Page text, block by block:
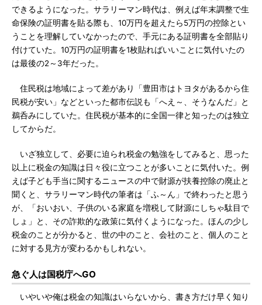
できるようになった。サラリーマン時代は、例えば年末調整で生
命保険の証明書を貼る際も、10万円を超えたら5万円の控除とい
うことを理解していなかったので、手元にある証明書を全部貼り
付けていた。10万円の証明書を1枚貼ればいいことに気付いたの
は最後の2～3年だった。
住民税は地域によって差があり「豊田市はトヨタがあるから住
民税が安い」などといった都市伝説も「へえ～、そうなんだ」と
鵜呑みにしていた。住民税が基本的に全国一律と知ったのは独立
してからだ。
いざ独立して、必要に迫られ税金の勉強をしてみると、思った
以上に税金の知識は日々役に立つことが多いことに気付いた。例
えば子ども手当に関するニュースの中で財源が扶養控除の廃止と
聞くと、サラリーマン時代の筆者は「ふ～ん」で終わったと思う
が、「おいおい、子供のいる家庭を増税して財源にしちゃ駄目で
しょ」と、その詐欺的な政策に気付くようになった。ほんの少し
税金のことが分かると、世の中のこと、会社のこと、個人のこと
に対する見方が変わるかもしれない。
急ぐ人は国税庁へGO
いやいや俺は税金の知識はいらないから、書き方だけ早く知り